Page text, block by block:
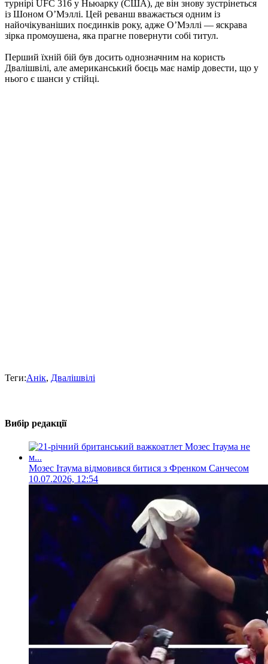
турнірі UFC 316 у Ньюарку (США), де він знову зустрінеться
із Шоном О’Мэллі. Цей реванш вважається одним із
найочікуваніших поєдинків року, адже О’Мэллі — яскрава
зірка промоушена, яка прагне повернути собі титул.
Перший їхній бій був досить однозначним на користь
Двалішвілі, але американський боєць має намір довести, що у
нього є шанси у стійці.
Теги:Анік, Двалішвілі
Вибір редакції
Мозес Ітаума відмовився битися з Френком Санчесом
10.07.2026, 12:54